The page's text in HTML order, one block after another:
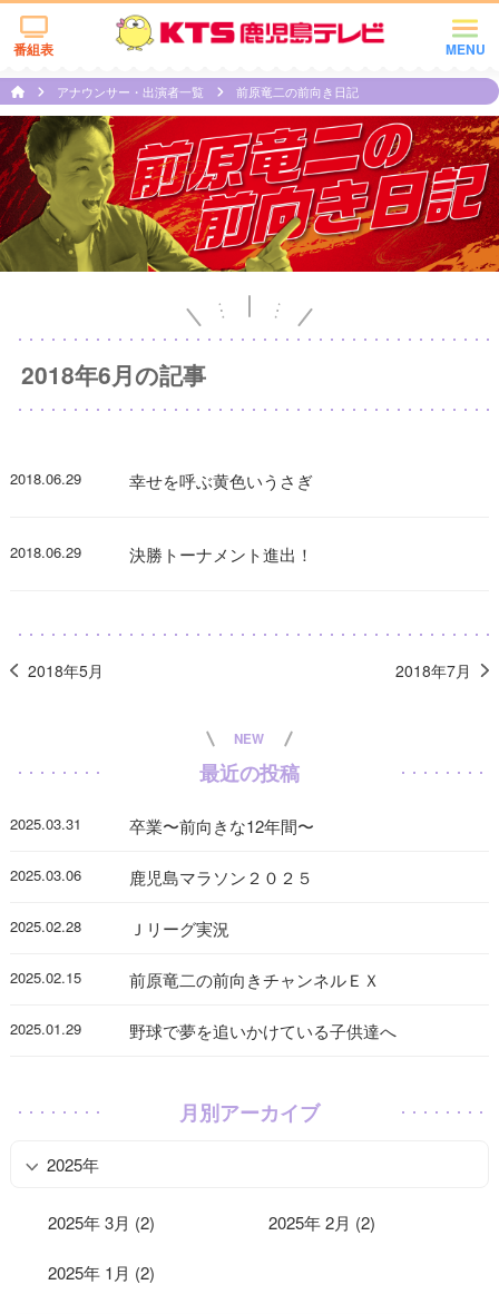
MENU
番組表
アナウンサー・出演者一覧 前原竜二の前向き日記
2018年6月の記事
2018.06.29 幸せを呼ぶ黄色いうさぎ
2018.06.29 決勝トーナメント進出！
2018年5月 2018年7月
NEW
最近の投稿
2025.03.31 卒業〜前向きな12年間〜
2025.03.06 鹿児島マラソン２０２５
2025.02.28 Ｊリーグ実況
2025.02.15 前原竜二の前向きチャンネルＥＸ
2025.01.29 野球で夢を追いかけている子供達へ
月別アーカイブ
2025年
2025年 3月 (2) 2025年 2月 (2)
2025年 1月 (2)